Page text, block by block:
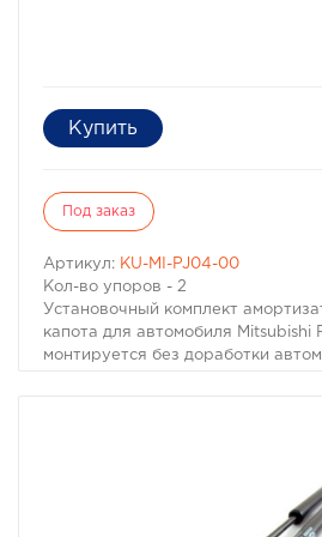
Под заказ
Артикул: KU-MI-PJ04-00
Кол-во упоров - 2
Установочный комплект
капота для автомобиля Mitsubishi
монтируется без доработки
которые устанавливается стойка
Примерное время установки
Монтаж не требует специальных